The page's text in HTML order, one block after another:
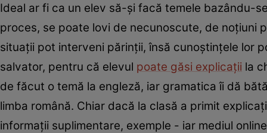
Ideal ar fi ca un elev să-și facă temele bazându-
proces, se poate lovi de necunoscute, de noțiuni
situații pot interveni părinții, însă cunoștințele lor
salvator, pentru că elevul poate găsi explicații la
de făcut o temă la engleză, iar gramatica îi dă
limba română. Chiar dacă la clasă a primit
informații suplimentare, exemple - iar mediul